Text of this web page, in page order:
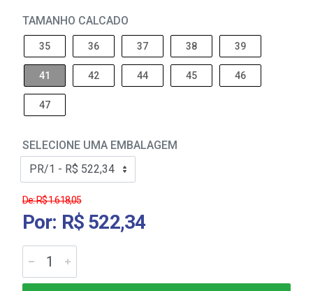
TAMANHO CALCADO
35 36 37 38 39
41 42 44 45 46
47
SELECIONE UMA EMBALAGEM
De: R$ 1.618,05
Por: R$ 522,34